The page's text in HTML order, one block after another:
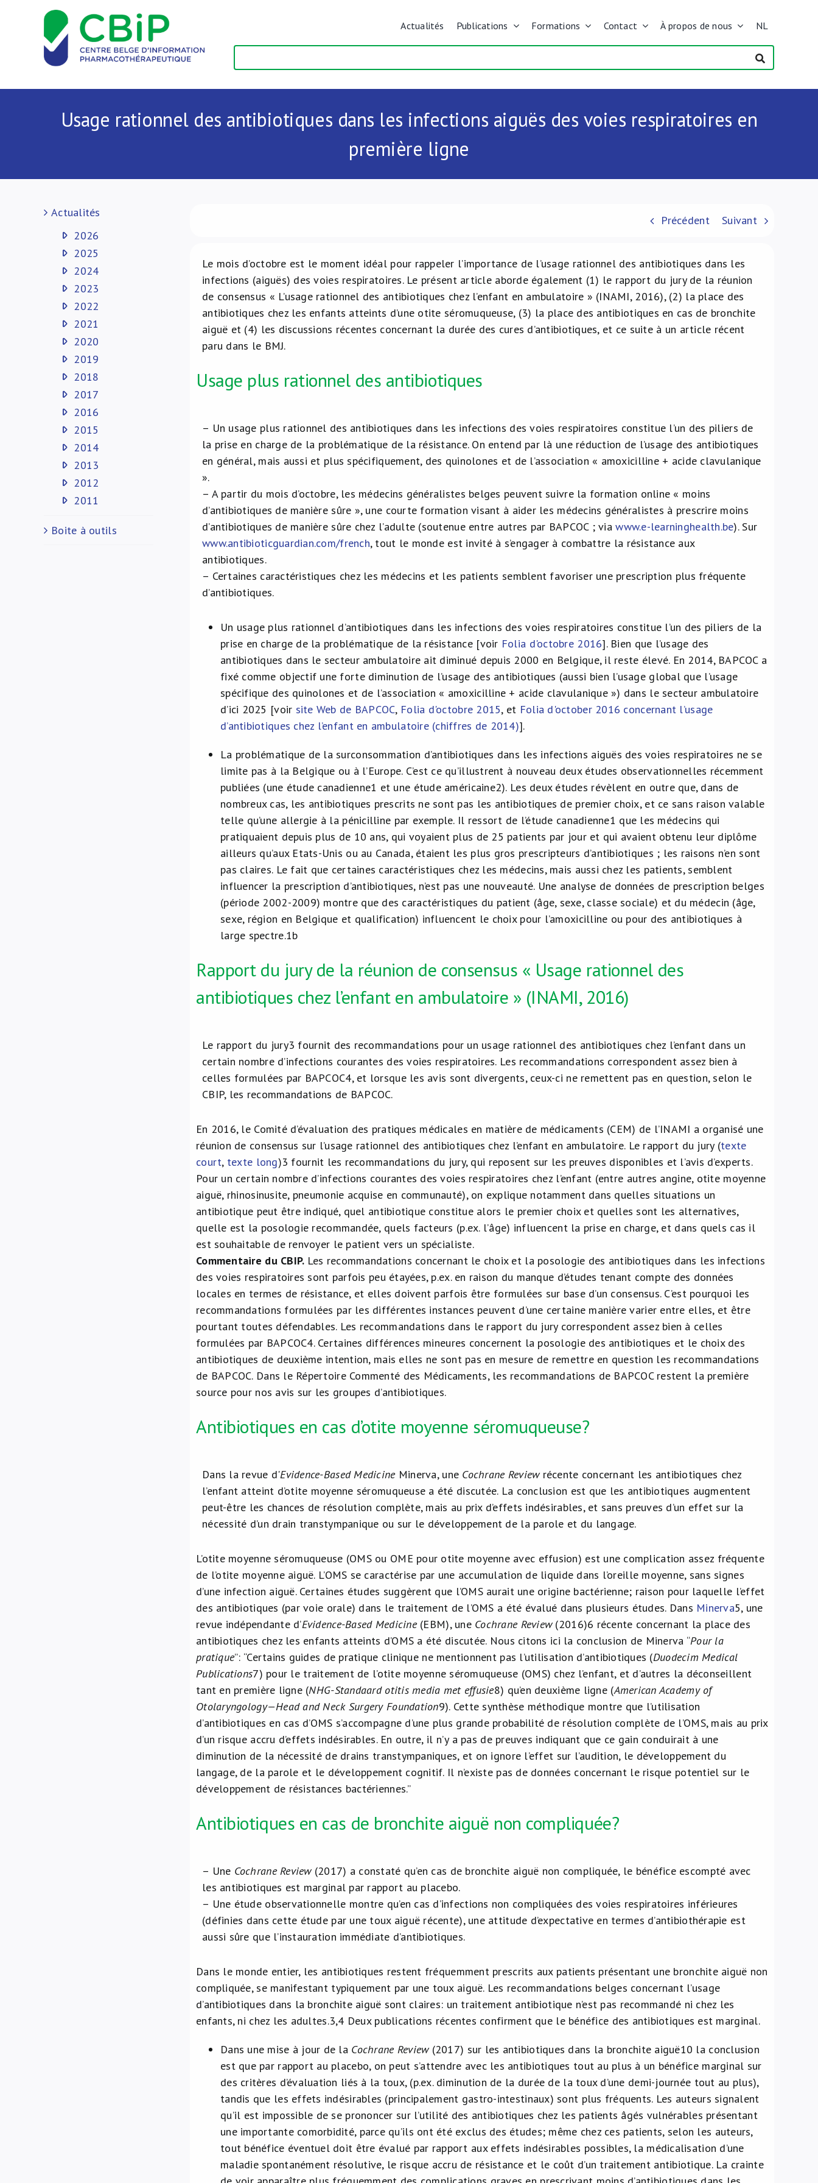
Actualités Publications Formations Contact À propos de nous NL
Usage rationnel des antibiotiques dans les infections aiguës des voies respiratoires en
première ligne
Précédent Suivant
Le mois d’octobre est le moment idéal pour rappeler l’importance de l’usage rationnel des antibiotiques dans les
infections (aiguës) des voies respiratoires. Le présent article aborde également (1) le rapport du jury de la réunion
de consensus « L’usage rationnel des antibiotiques chez l’enfant en ambulatoire » (INAMI, 2016), (2) la place des
antibiotiques chez les enfants atteints d’une otite séromuqueuse, (3) la place des antibiotiques en cas de bronchite
aiguë et (4) les discussions récentes concernant la durée des cures d’antibiotiques, et ce suite à un article récent
paru dans le BMJ.
Usage plus rationnel des antibiotiques
– Un usage plus rationnel des antibiotiques dans les infections des voies respiratoires constitue l’un des piliers de
la prise en charge de la problématique de la résistance. On entend par là une réduction de l’usage des antibiotiques
en général, mais aussi et plus spécifiquement, des quinolones et de l’association « amoxicilline + acide clavulanique
».
– A partir du mois d’octobre, les médecins généralistes belges peuvent suivre la formation online « moins
d’antibiotiques de manière sûre », une courte formation visant à aider les médecins généralistes à prescrire moins
d’antibiotiques de manière sûre chez l’adulte (soutenue entre autres par BAPCOC ; viawww.e-learninghealth.be). Sur
www.antibioticguardian.com/french, tout le monde est invité à s’engager à combattre la résistance aux
antibiotiques.
– Certaines caractéristiques chez les médecins et les patients semblent favoriser une prescription plus fréquente
d’antibiotiques.
Un usage plus rationnel d’antibiotiques dans les infections des voies respiratoires constitue l’un des piliers de la
prise en charge de la problématique de la résistance [voir Folia d'octobre 2016]. Bien que l’usage des
antibiotiques dans le secteur ambulatoire ait diminué depuis 2000 en Belgique, il reste élevé. En 2014, BAPCOC a
fixé comme objectif une forte diminution de l’usage des antibiotiques (aussi bien l’usage global que l’usage
spécifique des quinolones et de l’association « amoxicilline + acide clavulanique ») dans le secteur ambulatoire
d’ici 2025 [voir site Web de BAPCOC, Folia d'octobre 2015, et Folia d'october 2016 concernant l’usage
d’antibiotiques chez l’enfant en ambulatoire (chiffres de 2014)].
La problématique de la surconsommation d’antibiotiques dans les infections aiguës des voies respiratoires ne se
limite pas à la Belgique ou à l’Europe. C’est ce qu’illustrent à nouveau deux études observationnelles récemment
publiées (une étude canadienne1 et une étude américaine2). Les deux études révèlent en outre que, dans de
nombreux cas, les antibiotiques prescrits ne sont pas les antibiotiques de premier choix, et ce sans raison valable
telle qu’une allergie à la pénicilline par exemple. Il ressort de l’étude canadienne1 que les médecins qui
pratiquaient depuis plus de 10 ans, qui voyaient plus de 25 patients par jour et qui avaient obtenu leur diplôme
ailleurs qu’aux Etats-Unis ou au Canada, étaient les plus gros prescripteurs d’antibiotiques ; les raisons n’en sont
pas claires. Le fait que certaines caractéristiques chez les médecins, mais aussi chez les patients, semblent
influencer la prescription d’antibiotiques, n’est pas une nouveauté. Une analyse de données de prescription belges
(période 2002-2009) montre que des caractéristiques du patient (âge, sexe, classe sociale) et du médecin (âge,
sexe, région en Belgique et qualification) influencent le choix pour l’amoxicilline ou pour des antibiotiques à
large spectre.1b
Rapport du jury de la réunion de consensus « Usage rationnel des
antibiotiques chez l’enfant en ambulatoire » (INAMI, 2016)
Le rapport du jury3 fournit des recommandations pour un usage rationnel des antibiotiques chez l’enfant dans un
certain nombre d’infections courantes des voies respiratoires. Les recommandations correspondent assez bien à
celles formulées par BAPCOC4, et lorsque les avis sont divergents, ceux-ci ne remettent pas en question, selon le
CBIP, les recommandations de BAPCOC.
En 2016, le Comité d’évaluation des pratiques médicales en matière de médicaments (CEM) de l’INAMI a organisé une
réunion de consensus sur l’usage rationnel des antibiotiques chez l’enfant en ambulatoire. Le rapport du jury (texte
court, texte long)3 fournit les recommandations du jury, qui reposent sur les preuves disponibles et l’avis d’experts.
Pour un certain nombre d’infections courantes des voies respiratoires chez l’enfant (entre autres angine, otite moyenne
aiguë, rhinosinusite, pneumonie acquise en communauté), on explique notamment dans quelles situations un
antibiotique peut être indiqué, quel antibiotique constitue alors le premier choix et quelles sont les alternatives,
quelle est la posologie recommandée, quels facteurs (p.ex. l’âge) influencent la prise en charge, et dans quels cas il
est souhaitable de renvoyer le patient vers un spécialiste.
Commentaire du CBIP. Les recommandations concernant le choix et la posologie des antibiotiques dans les infections
des voies respiratoires sont parfois peu étayées, p.ex. en raison du manque d’études tenant compte des données
locales en termes de résistance, et elles doivent parfois être formulées sur base d’un consensus. C’est pourquoi les
recommandations formulées par les différentes instances peuvent d’une certaine manière varier entre elles, et être
pourtant toutes défendables. Les recommandations dans le rapport du jury correspondent assez bien à celles
formulées par BAPCOC4. Certaines différences mineures concernent la posologie des antibiotiques et le choix des
antibiotiques de deuxième intention, mais elles ne sont pas en mesure de remettre en question les recommandations
de BAPCOC. Dans le Répertoire Commenté des Médicaments, les recommandations de BAPCOC restent la première
source pour nos avis sur les groupes d’antibiotiques.
Antibiotiques en cas d’otite moyenne séromuqueuse?
Dans la revue d'Evidence-Based MedicineMinerva, une Cochrane Reviewrécente concernant les antibiotiques chez
l’enfant atteint d’otite moyenne séromuqueuse a été discutée. La conclusion est que les antibiotiques augmentent
peut-être les chances de résolution complète, mais au prix d’effets indésirables, et sans preuves d’un effet sur la
nécessité d’un drain transtympanique ou sur le développement de la parole et du langage.
L’otite moyenne séromuqueuse (OMS ou OME pour otite moyenne avec effusion) est une complication assez fréquente
de l’otite moyenne aiguë. L’OMS se caractérise par une accumulation de liquide dans l’oreille moyenne, sans signes
d’une infection aiguë. Certaines études suggèrent que l’OMS aurait une origine bactérienne; raison pour laquelle l’effet
des antibiotiques (par voie orale) dans le traitement de l’OMS a été évalué dans plusieurs études. Dans Minerva5, une
revue indépendante d’Evidence-Based Medicine(EBM), une Cochrane Review(2016)6 récente concernant la place des
antibiotiques chez les enfants atteints d’OMS a été discutée. Nous citons ici la conclusion de Minerva “Pour la
pratique”: “Certains guides de pratique clinique ne mentionnent pas l’utilisation d’antibiotiques (Duodecim Medical
Publications7) pour le traitement de l’otite moyenne séromuqueuse (OMS) chez l’enfant, et d’autres la déconseillent
tant en première ligne (NHG-Standaard otitis media met effusie8) qu’en deuxième ligne (American Academy of
Otolaryngology—Head and Neck Surgery Foundation9). Cette synthèse méthodique montre que l’utilisation
d’antibiotiques en cas d’OMS s’accompagne d’une plus grande probabilité de résolution complète de l’OMS, mais au prix
d’un risque accru d’effets indésirables. En outre, il n’y a pas de preuves indiquant que ce gain conduirait à une
diminution de la nécessité de drains transtympaniques, et on ignore l’effet sur l’audition, le développement du
langage, de la parole et le développement cognitif. Il n’existe pas de données concernant le risque potentiel sur le
développement de résistances bactériennes.”
Antibiotiques en cas de bronchite aiguë non compliquée?
– Une Cochrane Review(2017) a constaté qu’en cas de bronchite aiguë non compliquée, le bénéfice escompté avec
les antibiotiques est marginal par rapport au placebo.
– ​Une étude observationnelle montre qu’en cas d’infections non compliquées des voies respiratoires inférieures
(définies dans cette étude par une toux aiguë récente), une attitude d’expectative en termes d’antibiothérapie est
aussi sûre que l’instauration immédiate d’antibiotiques.
Dans le monde entier, les antibiotiques restent fréquemment prescrits aux patients présentant une bronchite aiguë non
compliquée, se manifestant typiquement par une toux aiguë. Les recommandations belges concernant l’usage
d’antibiotiques dans la bronchite aiguë sont claires: un traitement antibiotique n’est pas recommandé ni chez les
enfants, ni chez les adultes.3,4 Deux publications récentes confirment que le bénéfice des antibiotiques est marginal.
Dans une mise à jour de la Cochrane Review(2017) sur les antibiotiques dans la bronchite aiguë10 la conclusion
est que par rapport au placebo, on peut s’attendre avec les antibiotiques tout au plus à un bénéfice marginal sur
des critères d’évaluation liés à la toux, (p.ex. diminution de la durée de la toux d’une demi-journée tout au plus),
tandis que les effets indésirables (principalement gastro-intestinaux) sont plus fréquents. Les auteurs signalent
qu’il est impossible de se prononcer sur l’utilité des antibiotiques chez les patients âgés vulnérables présentant
une importante comorbidité, parce qu’ils ont été exclus des études; même chez ces patients, selon les auteurs,
tout bénéfice éventuel doit être évalué par rapport aux effets indésirables possibles, la médicalisation d’une
maladie spontanément résolutive, le risque accru de résistance et le coût d’un traitement antibiotique. La crainte
Actualités
2026
2025
2024
2023
2022
2021
2020
2019
2018
2017
2016
2015
2014
2013
2012
2011
Boite à outils